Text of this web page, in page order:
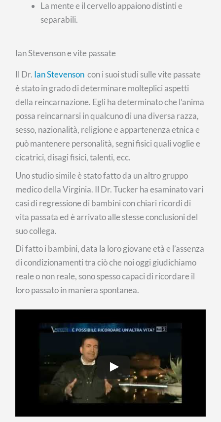
La mente e il cervello appaiono distinti e
separabili.
Ian Stevenson e vite passate
Il Dr. Ian Stevenson con i suoi studi sulle vite passate
è stato in grado di determinare molteplici aspetti
della reincarnazione. Egli ha determinato che l’anima
possa reincarnarsi in qualcuno di una diversa razza,
sesso, nazionalità, religione e appartenenza etnica e
può mantenere personalità, segni fisici quali voglie e
cicatrici, disagi fisici, talenti, ecc.
Uno studio simile è stato fatto da un altro gruppo
medico della Virginia. Il Dr. Tucker ha esaminato vari
casi di regressione di bambini con chiari ricordi di
vita passata ed è arrivato alle stesse conclusioni del
suo collega.
Di fatto i bambini, data la loro giovane età e l’assenza
di condizionamenti tra ciò che noi oggi giudichiamo
reale o non reale, sono spesso capaci di ricordare il
loro passato in maniera spontanea.